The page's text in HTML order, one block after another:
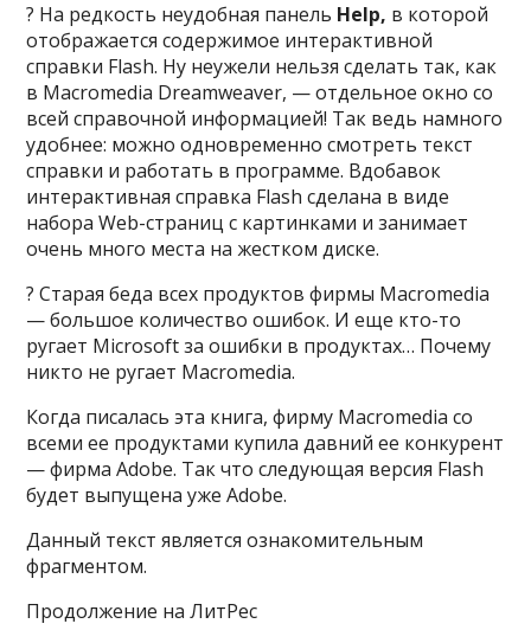
? На редкость неудобная панель Help, в которой
отображается содержимое интерактивной
справки Flash. Ну неужели нельзя сделать так, как
в Macromedia Dreamweaver, — отдельное окно со
всей справочной информацией! Так ведь намного
удобнее: можно одновременно смотреть текст
справки и работать в программе. Вдобавок
интерактивная справка Flash сделана в виде
набора Web-страниц с картинками и занимает
очень много места на жестком диске.
? Старая беда всех продуктов фирмы Macromedia
— большое количество ошибок. И еще кто-то
ругает Microsoft за ошибки в продуктах… Почему
никто не ругает Macromedia.
Когда писалась эта книга, фирму Macromedia со
всеми ее продуктами купила давний ее конкурент
— фирма Adobe. Так что следующая версия Flash
будет выпущена уже Adobe.
Данный текст является ознакомительным
фрагментом.
Продолжение на ЛитРес